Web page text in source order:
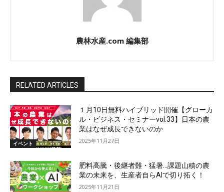
農林水産.com 編集部
RELATED ARTICLES
イベント
１月10日無料ハイブリッド開催【グローカ
ル・ビジネス・セミナーvol.33】日本の農
業はなぜ成長できないのか
2025年11月27日
肥料高騰・後継者難・猛暑…課題山積の農
業の未来を、生産者自らAIで切り拓く！
2025年11月21日